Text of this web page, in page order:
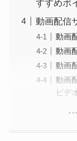
すすめポ
動画配信
動画
動画
動画
動画
ビデ